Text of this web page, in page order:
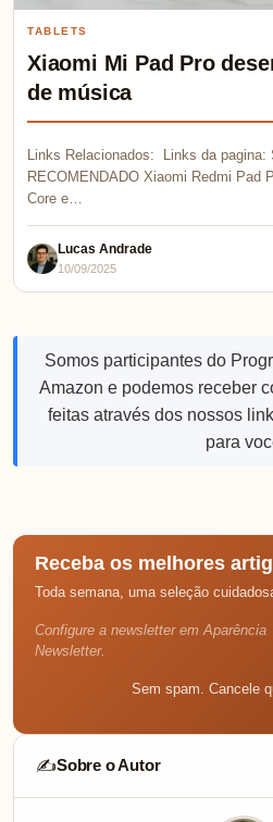
TABLETS
Xiaomi Mi Pad Pro
de música
Links Relacionados: Links da pagina:
RECOMENDADO Xiaomi Redmi Pad
Core e…
Lucas Andrade
10/09/2025
Somos participantes do
Amazon e podemos receber
feitas através dos nossos
para
Receba os melhores
Toda semana, uma seleção
Configure a newsletter em
Newsletter.
Sem spam. Cancele
✍️Sobre o Autor